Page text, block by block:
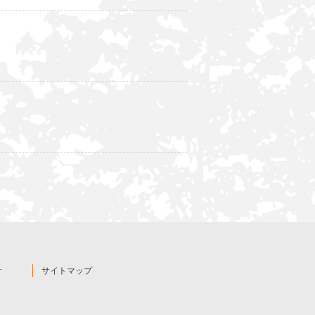
サイトマップ